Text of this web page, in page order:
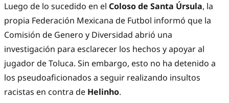
Luego de lo sucedido en el Coloso de Santa Úrsula, la
propia Federación Mexicana de Futbol informó que la
Comisión de Genero y Diversidad abrió una
investigación para esclarecer los hechos y apoyar al
jugador de Toluca. Sin embargo, esto no ha detenido a
los pseudoaficionados a seguir realizando insultos
racistas en contra de Helinho.